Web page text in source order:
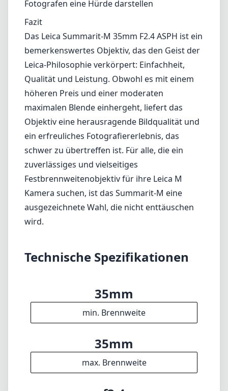
ein erfreuliches Fotografiererlebnis, das
schwer zu übertreffen ist. Für alle, die ein
zuverlässiges und vielseitiges
Festbrennweitenobjektiv für ihre Leica M
Kamera suchen, ist das Summarit-M eine
ausgezeichnete Wahl, die nicht enttäuschen
wird.
Technische Spezifikationen
35mm
min. Brennweite
35mm
f2.4
f2.4
46mm